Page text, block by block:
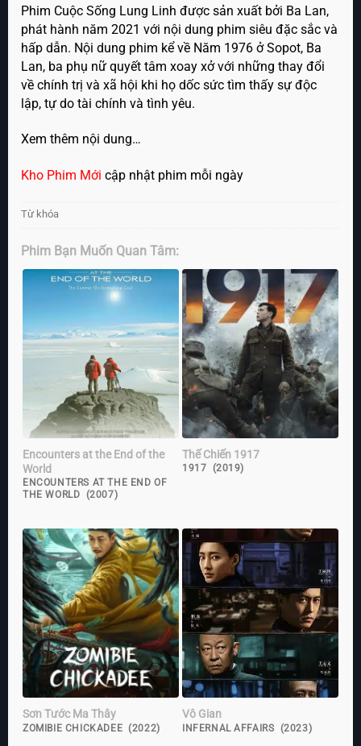
Phim Cuộc Sống Lung Linh được sản xuất bởi Ba Lan,
phát hành năm 2021 với nội dung phim siêu đặc sắc và
hấp dẫn. Nội dung phim kể về Năm 1976 ở Sopot, Ba
Lan, ba phụ nữ quyết tâm xoay xở với những thay đổi
về chính trị và xã hội khi họ dốc sức tìm thấy sự độc
lập, tự do tài chính và tình yêu.
Xem thêm nội dung…
Kho Phim Mới cập nhật phim mỗi ngày
Từ khóa
Phim Bạn Muốn Quan Tâm:
Encounters at the End of the
World
ENCOUNTERS AT THE END OF
THE WORLD (2007)
Thế Chiến 1917
1917 (2019)
Sơn Tước Ma Thây
ZOMIBIE CHICKADEE (2022)
Vô Gian
INFERNAL AFFAIRS (2023)